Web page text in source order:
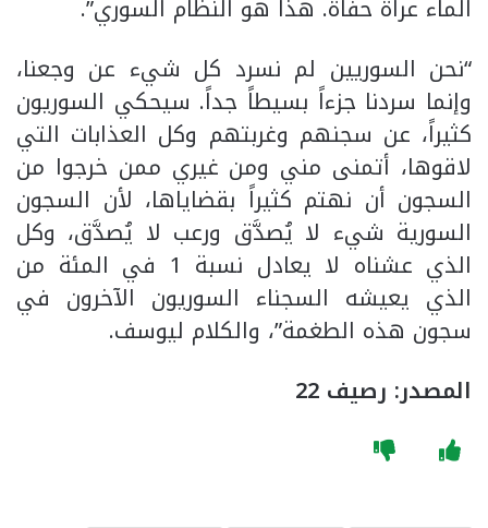
“نحن السوريين لم نسرد كل شيء عن وجعنا،
وإنما سردنا جزءاً بسيطاً جداً. سيحكي السوريون
كثيراً، عن سجنهم وغربتهم وكل العذابات التي
لاقوها، أتمنى مني ومن غيري ممن خرجوا من
السجون أن نهتم كثيراً بقضاياها، لأن السجون
السورية شيء لا يُصدَّق ورعب لا يُصدَّق، وكل
الذي عشناه لا يعادل نسبة 1 في المئة من
الذي يعيشه السجناء السوريون الآخرون في
سجون هذه الطغمة”، والكلام ليوسف.
المصدر: رصيف 22